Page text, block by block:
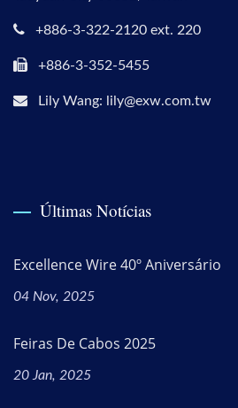
+886-3-322-2120 ext. 220
+886-3-352-5455
Lily Wang: lily@exw.com.tw
Últimas Notícias
Excellence Wire 40º Aniversário
04 Nov, 2025
Feiras De Cabos 2025
20 Jan, 2025